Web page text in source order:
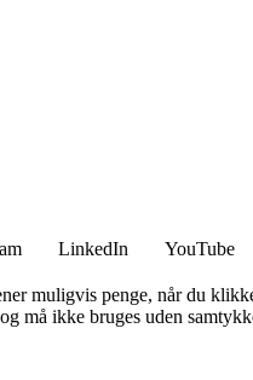
LinkedIn YouTube
muligvis penge, når du
må ikke bruges uden